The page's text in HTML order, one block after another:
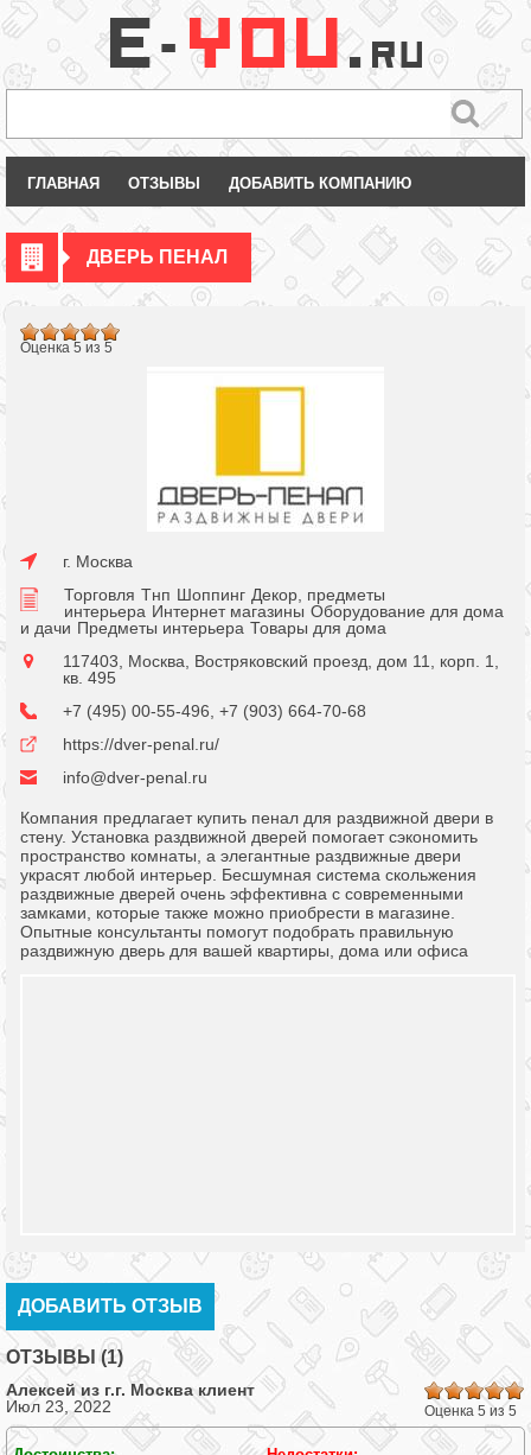
ГЛАВНАЯ ОТЗЫВЫ ДОБАВИТЬ КОМПАНИЮ
ДВЕРЬ ПЕНАЛ
Оценка 5 из 5
г. Москва
Торговля Тнп Шоппинг Декор, предметы
интерьера Интернет магазины Оборудование для дома
и дачи Предметы интерьера Товары для дома
117403, Москва, Востряковский проезд, дом 11, корп. 1,
кв. 495
+7 (495) 00-55-496, +7 (903) 664-70-68
https://dver-penal.ru/
info@dver-penal.ru
Компания предлагает купить пенал для раздвижной двери в
стену. Установка раздвижной дверей помогает сэкономить
пространство комнаты, а элегантные раздвижные двери
украсят любой интерьер. Бесшумная система скольжения
раздвижные дверей очень эффективна с современными
замками, которые также можно приобрести в магазине.
Опытные консультанты помогут подобрать правильную
раздвижную дверь для вашей квартиры, дома или офиса
ДОБАВИТЬ ОТЗЫВ
ОТЗЫВЫ (1)
Оценка 5 из 5
Алексей из г.г. Москва клиент
Июл 23, 2022